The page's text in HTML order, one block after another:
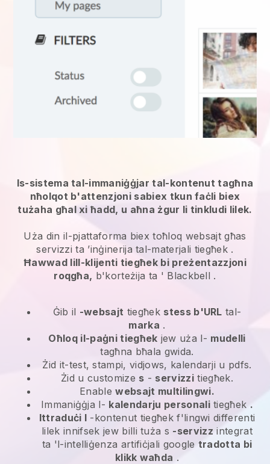
Is-sistema tal-immaniġġjar tal-kontenut tagħna
nħolqot b'attenzjoni sabiex tkun faċli biex
tużaha għal xi ħadd, u aħna żgur li tinkludi lilek.
Uża din il-pjattaforma biex toħloq websajt għas
servizzi ta ’inġinerija tal-materjali tiegħek.
Ħawwad lill-klijenti tiegħek bi preżentazzjoni
roqgħa, b'korteżija ta ' Blackbell .
Ġib il -websajt tiegħek stess b'URL tal-
marka .
Oħloq il-paġni tiegħek jew uża l- mudelli
tagħna bħala gwida.
Żid it-test, stampi, vidjows, kalendarji u pdfs.
Żid u customize s - servizzi tiegħek.
Enablewebsajt multilingwi.
Immaniġġja l- kalendarju personalitiegħek .
Ittraduċi l -kontenut tiegħek f'lingwi differenti
lilek innifsek jew billi tuża s -servizz integrat
ta 'l-intelliġenza artifiċjali google tradotta bi
klikk waħda .